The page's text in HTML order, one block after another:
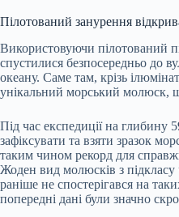
Пілотований занурення
Використовуючи пілотований
спустилися безпосередньо до
океану. Саме там, крізь
унікальний морський молюск,
Під час експедиції на глибину
зафіксувати та взяти зразок
таким чином рекорд для
Жоден вид молюсків з підкласу
раніше не спостерігався на
попередні дані були значно